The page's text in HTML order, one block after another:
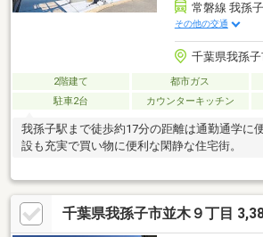
常磐線 我孫
その他の交通
千葉県我孫
2階建て 都市ガス
駐車2台
カウンターキッチン
我孫子駅まで徒歩約17分の距離は通勤通学に
設も充実で買い物に便利な閑静な住宅街。
千葉県我孫子市並木９丁目